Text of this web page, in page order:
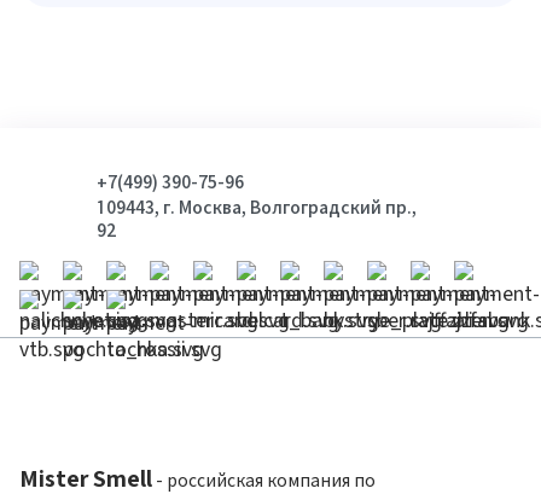
+7(499) 390-75-96
109443, г. Москва, Волгоградский пр.,
92
Mister Smell - российская компания по